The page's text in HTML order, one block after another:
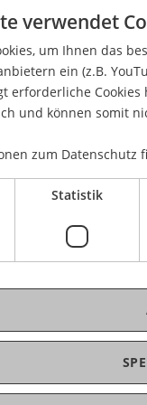
Staub -
in Kooperation
wir sie
sind
erzählen
und
«Paten»
Bänke
ihr Design und
zu animieren
verwendet
um Ihnen das
ein (z.B.
erforderliche
und können somit
zum Datenschutz
Statistik